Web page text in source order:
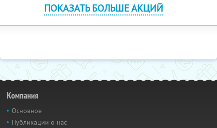
ПОКАЗАТЬ БОЛЬШЕ АКЦИЙ
Компания
Основное
Публикации о нас